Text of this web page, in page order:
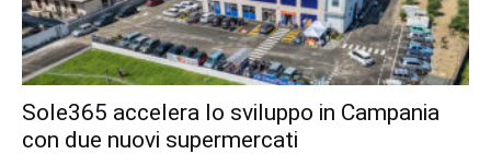
Sole365 accelera lo sviluppo in Campania
con due nuovi supermercati